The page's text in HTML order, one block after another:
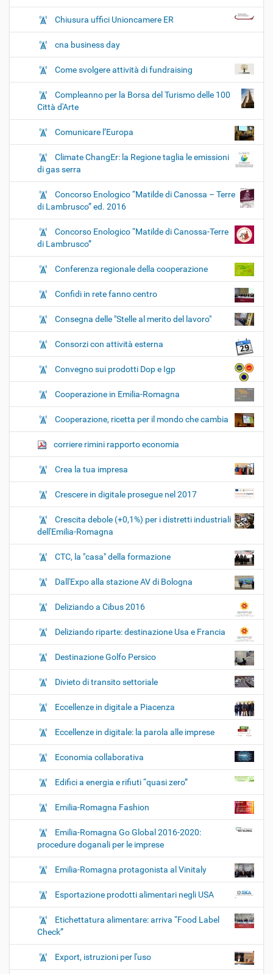
Chiusura uffici Unioncamere ER
cna business day
Come svolgere attività di fundraising
Compleanno per la Borsa del Turismo delle 100
Città d'Arte
Comunicare l’Europa
Climate ChangEr: la Regione taglia le emissioni
di gas serra
Concorso Enologico “Matilde di Canossa – Terre
di Lambrusco” ed. 2016
Concorso Enologico “Matilde di Canossa-Terre
di Lambrusco”
Conferenza regionale della cooperazione
Confidi in rete fanno centro
Consegna delle "Stelle al merito del lavoro"
Consorzi con attività esterna
Convegno sui prodotti Dop e Igp
Cooperazione in Emilia-Romagna
Cooperazione, ricetta per il mondo che cambia
corriere rimini rapporto economia
Crea la tua impresa
Crescere in digitale prosegue nel 2017
Crescita debole (+0,1%) per i distretti industriali
dell'Emilia-Romagna
CTC, la "casa" della formazione
Dall'Expo alla stazione AV di Bologna
Deliziando a Cibus 2016
Deliziando riparte: destinazione Usa e Francia
Destinazione Golfo Persico
Divieto di transito settoriale
Eccellenze in digitale a Piacenza
Eccellenze in digitale: la parola alle imprese
Economia collaborativa
Edifici a energia e rifiuti “quasi zero”
Emilia-Romagna Fashion
Emilia-Romagna Go Global 2016-2020:
procedure doganali per le imprese
Emilia-Romagna protagonista al Vinitaly
Esportazione prodotti alimentari negli USA
Etichettatura alimentare: arriva “Food Label
Check”
Export, istruzioni per l'uso